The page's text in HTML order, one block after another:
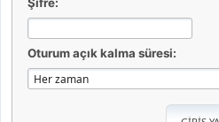
Oturum açık kalma süresi: